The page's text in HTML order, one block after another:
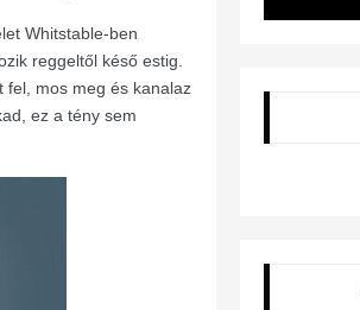
Whitstable-ben
reggeltől késő estig.
fel, mos meg és kanalaz
ez a tény sem